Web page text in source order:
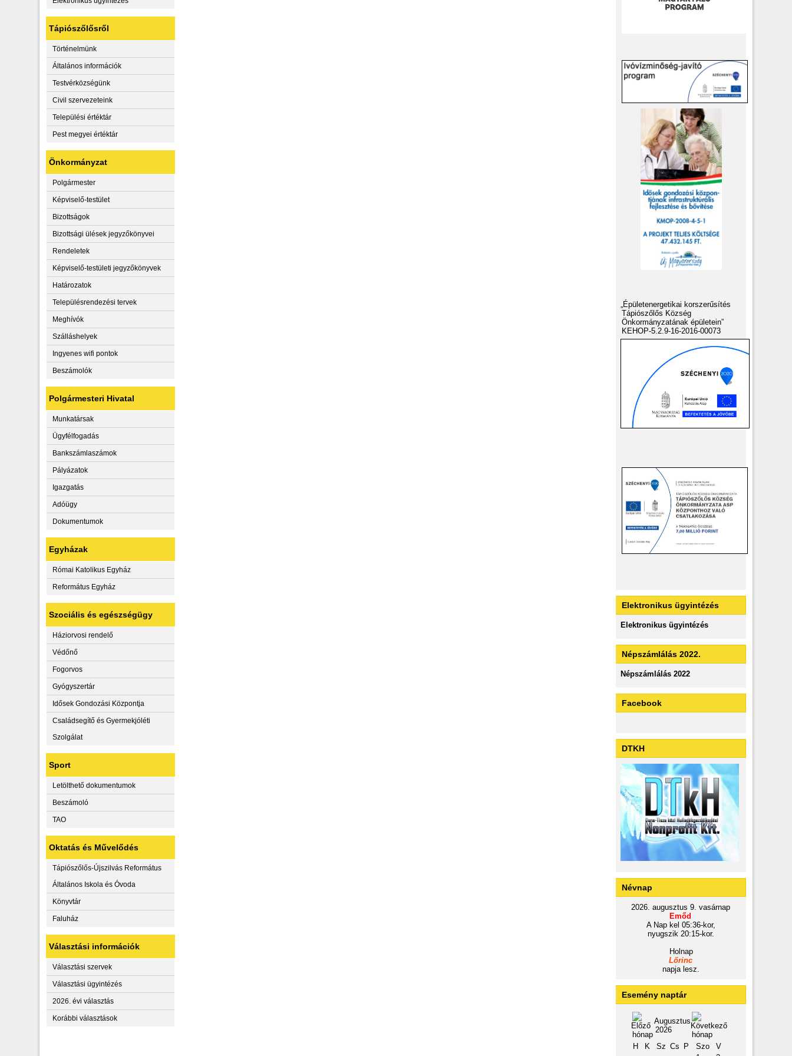
Tápiószőlősről
Történelmünk
Általános információk
Testvérközségünk
Civil szervezeteink
Települési értéktár
Pest megyei értéktár
Önkormányzat
Polgármester
Képviselő-testület
Bizottságok
Bizottsági ülések jegyzőkönyvei
Rendeletek
Képviselő-testületi jegyzőkönyvek
Határozatok
Településrendezési tervek
Meghívók
Szálláshelyek
Ingyenes wifi pontok
Beszámolók
Polgármesteri Hivatal
Munkatársak
Ügyfélfogadás
Bankszámlaszámok
Pályázatok
Igazgatás
Adóügy
Dokumentumok
Egyházak
Római Katolikus Egyház
Református Egyház
Szociális és egészségügy
Háziorvosi rendelő
Védőnő
Fogorvos
Gyógyszertár
Idősek Gondozási Központja
Családsegítő és Gyermekjóléti
Szolgálat
Sport
Letölthető dokumentumok
Beszámoló
TAO
Oktatás és Művelődés
Tápiószőlős-Újszilvás Református
Általános Iskola és Óvoda
Könyvtár
Faluház
Választási információk
Választási szervek
Választási ügyintézés
2026. évi választás
Korábbi választások
„Épületenergetikai korszerűsítés
Tápiószőlős Község
Önkormányzatának épületein”
KEHOP-5.2.9-16-2016-00073
Elektronikus ügyintézés
Elektronikus ügyintézés
Népszámlálás 2022.
Népszámlálás 2022
Facebook
DTKH
Névnap
2026. augusztus 9. vasárnap
Emőd
A Nap kel 05:36-kor,
nyugszik 20:15-kor.
Holnap
Lőrinc
napja lesz.
Esemény naptár
Augusztus
2026
H
K Sz Cs P Szo
V